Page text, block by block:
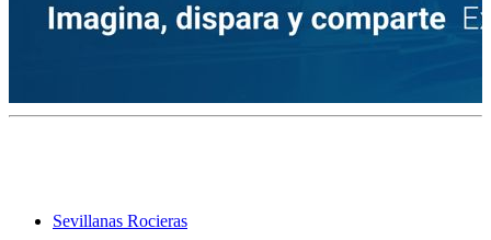
Sevillanas Rocieras
¿En qué puedo ayudarte?
¿Cuándo se construyó la primera ermita?